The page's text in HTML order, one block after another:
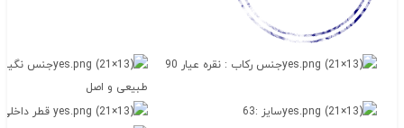
جنس
طبیعی و اصل
سایز :63
قطر داخلی